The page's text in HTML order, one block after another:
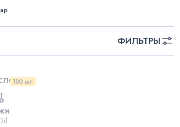
ФИЛЬТРЫ
100 мл